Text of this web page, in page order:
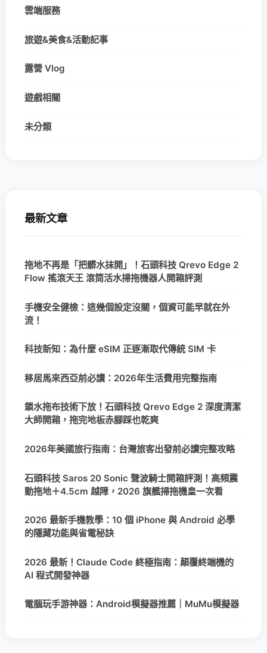
雲端服務
旅遊&美食&活動記事
露營 Vlog
遊戲相關
未分類
最新文章
拖地不再是「把髒水抹開」！石頭科技 Qrevo Edge 2
Flow 搖滾天王 滾筒活水掃拖機器人開箱評測
手機安全健檢：這幾個設定沒關，個資可能早就在外
流！
科技新知：為什麼 eSIM 正逐漸取代傳統 SIM 卡
移居馬來西亞前必讀：2026年生活費用完整指南
鎖水拖布技術下放！石頭科技 Qrevo Edge 2 深度清潔
大師開箱，拖完地板赤腳踩也乾爽
2026年美國旅行指南：台灣旅客出發前必讀完整攻略
石頭科技 Saros 20 Sonic 聲波騎士開箱評測！高頻震
動拖地＋4.5cm 越障，2026 旗艦掃拖機皇一次看
2026 最新手機教學：10 個 iPhone 與 Android 必學
的隱藏功能與省電秘訣
2026 最新！Claude Code 終極指南：顛覆終端機的
AI 程式開發神器
電腦玩手游神器：Android模擬器推薦｜MuMu模擬器